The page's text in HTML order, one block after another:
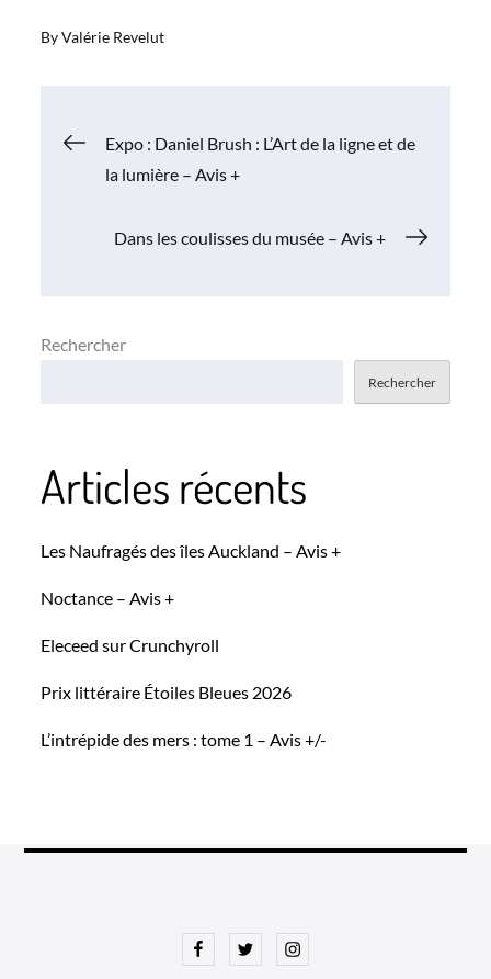
ByValérie Revelut
Navigation
Expo : Daniel Brush : L’Art de la ligne et de
la lumière – Avis +
Dans les coulisses du musée – Avis +
Rechercher
Rechercher
Articles récents
Les Naufragés des îles Auckland – Avis +
Noctance – Avis +
Eleceed sur Crunchyroll
Prix littéraire Étoiles Bleues 2026
L’intrépide des mers : tome 1 – Avis +/-
FacebookTwitterInstagram